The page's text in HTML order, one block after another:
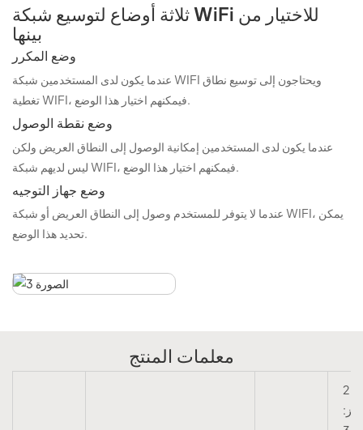
ثلاثة أوضاع لتوسيع شبكة WiFi للاختيار من
بينها
وضع المكرر
عندما يكون لدى المستخدمين شبكة WIFI ويحتاجون إلى توسيع نطاق
تغطية WIFI، فيمكنهم اختيار هذا الوضع.
وضع نقطة الوصول
عندما يكون لدى المستخدمين إمكانية الوصول إلى النطاق العريض ولكن
وضع جهاز التوجيه
عندما لا يتوفر للمستخدم وصول إلى النطاق العريض أو شبكة WIFI، يمكن
تحديد هذا الوضع.
معلمات المنتج
2.4